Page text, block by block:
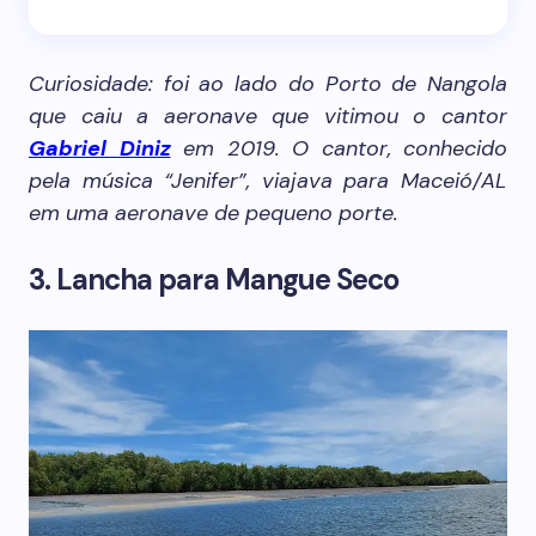
Curiosidade: foi ao lado do Porto de Nangola
que caiu a aeronave que vitimou o cantor
Gabriel Dinizem 2019. O cantor, conhecido
pela música “Jenifer”, viajava para Maceió/AL
em uma aeronave de pequeno porte.
3. Lancha para Mangue Seco